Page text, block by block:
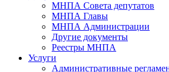
МНПА Совета депутатов
МНПА Главы
МНПА Администрации
Другие документы
Реестры МНПА
Услуги
Административные